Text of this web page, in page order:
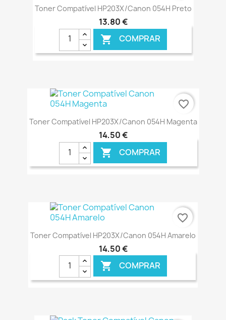
Toner Compatível HP203X/Canon 054H Preto
13,80 €
 COMPRAR
Toner Compatível HP203X/Canon 054H Magenta
14,50 €
 COMPRAR
favorite_border
Toner Compatível HP203X/Canon 054H Amarelo
14,50 €
 COMPRAR
favorite_border